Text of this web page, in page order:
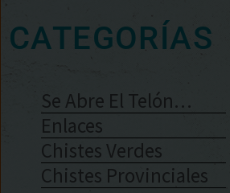
CATEGORÍAS
Se Abre El Telón…
Enlaces
Chistes Verdes
Chistes Provinciales